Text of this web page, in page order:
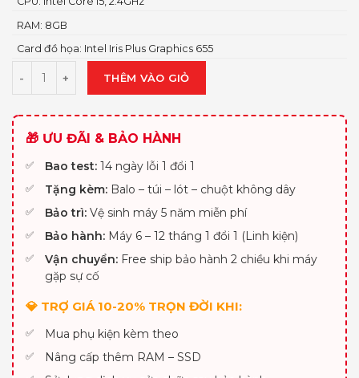
RAM: 8GB
Card đồ họa: Intel Iris Plus Graphics 655
THÊM VÀO GIỎ
🎁 ƯU ĐÃI & BẢO HÀNH
Bao test: 14 ngày lỗi 1 đổi 1
Tặng kèm: Balo – túi – lót – chuột không dây
Bảo trì: Vệ sinh máy 5 năm miễn phí
Bảo hành: Máy 6 – 12 tháng 1 đổi 1 (Linh kiện)
Vận chuyển: Free ship bảo hành 2 chiều khi máy
gặp sự cố
💎 TRỢ GIÁ 10-20% TRỌN ĐỜI KHI:
Mua phụ kiện kèm theo
Nâng cấp thêm RAM – SSD